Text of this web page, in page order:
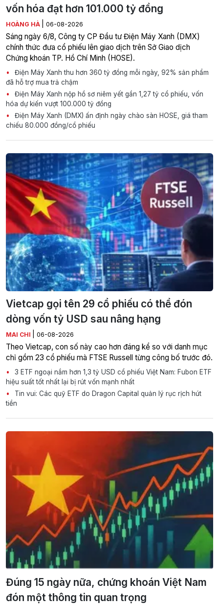
vốn hóa đạt hơn 101.000 tỷ đồng
HOÀNG HÀ 06-08-2026
Sáng ngày 6/8, Công ty CP Đầu tư Điện Máy Xanh (DMX)
chính thức đưa cổ phiếu lên giao dịch trên Sở Giao dịch
Chứng khoán TP. Hồ Chí Minh (HOSE).
Điện Máy Xanh thu hơn 360 tỷ đồng mỗi ngày, 92% sản phẩm
đã hỗ trợ mua trả chậm
Điện Máy Xanh nộp hồ sơ niêm yết gần 1,27 tỷ cổ phiếu, vốn
hóa dự kiến vượt 100.000 tỷ đồng
Điện Máy Xanh (DMX) ấn định ngày chào sàn HOSE, giá tham
chiếu 80.000 đồng/cổ phiếu
Vietcap gọi tên 29 cổ phiếu có thể đón
dòng vốn tỷ USD sau nâng hạng
MAI CHI 06-08-2026
Theo Vietcap, con số này cao hơn đáng kể so với danh mục
chỉ gồm 23 cổ phiếu mà FTSE Russell từng công bố trước đó.
3 ETF ngoại nắm hơn 1,3 tỷ USD cổ phiếu Việt Nam: Fubon ETF
hiệu suất tốt nhất lại bị rút vốn mạnh nhất
Tin vui: Các quỹ ETF do Dragon Capital quản lý rục rịch hút
tiền
Đúng 15 ngày nữa, chứng khoán Việt Nam
đón một thông tin quan trọng